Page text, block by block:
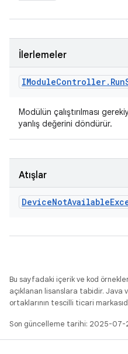
İlerlemeler
IModuleController. Run
Modülün çalıştırılması
yanlış değerini döndürür.
Atışlar
DeviceNotAvailable
Bu sayfadaki içerik ve kod
açıklanan lisanslara tabidir. Java
ortaklarının tescilli ticari
Son güncelleme tarihi: 2025-07-